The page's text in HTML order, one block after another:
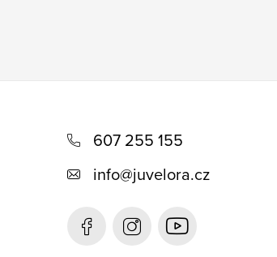
607 255 155
info@juvelora.cz